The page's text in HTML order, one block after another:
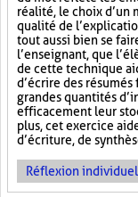
réalité, le choix d’un
qualité de
tout aussi bien se
l’enseignant, que
de cette technique
d’écrire des
grandes quantités
efficacement leur
plus, cet exercice
d’écriture, de
Réflexion